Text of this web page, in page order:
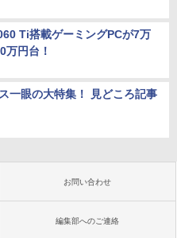
Ti搭載ゲーミングPCが7万
万円台！
一眼の大特集！ 見どころ記事
お問い合わせ
編集部へのご連絡